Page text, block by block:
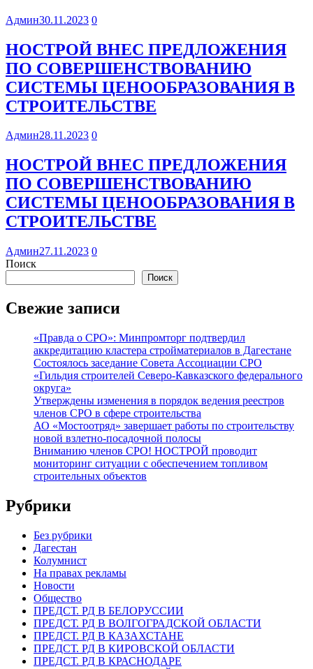
Админ30.11.2023 0
НОСТРОЙ ВНЕС ПРЕДЛОЖЕНИЯ
ПО СОВЕРШЕНСТВОВАНИЮ
СИСТЕМЫ ЦЕНООБРАЗОВАНИЯ В
СТРОИТЕЛЬСТВЕ
Админ28.11.2023 0
НОСТРОЙ ВНЕС ПРЕДЛОЖЕНИЯ
ПО СОВЕРШЕНСТВОВАНИЮ
СИСТЕМЫ ЦЕНООБРАЗОВАНИЯ В
СТРОИТЕЛЬСТВЕ
Админ27.11.2023 0
Поиск
Поиск
Свежие записи
«Правда о СРО»: Минпромторг подтвердил
аккредитацию кластера стройматериалов в Дагестане
Состоялось заседание Совета Ассоциации СРО
«Гильдия строителей Северо-Кавказского федерального
округа»
Утверждены изменения в порядок ведения реестров
членов СРО в сфере строительства
АО «Мостоотряд» завершает работы по строительству
новой взлетно-посадочной полосы
Вниманию членов СРО! НОСТРОЙ проводит
мониторинг ситуации с обеспечением топливом
строительных объектов
Рубрики
Без рубрики
Дагестан
Колумнист
На правах рекламы
Новости
Общество
ПРЕДСТ. РД В БЕЛОРУССИИ
ПРЕДСТ. РД В ВОЛГОГРАДСКОЙ ОБЛАСТИ
ПРЕДСТ. РД В КАЗАХСТАНЕ
ПРЕДСТ. РД В КИРОВСКОЙ ОБЛАСТИ
ПРЕДСТ. РД В КРАСНОДАРЕ